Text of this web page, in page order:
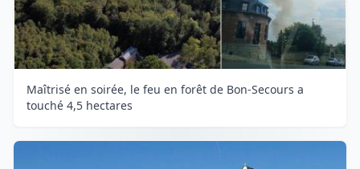
Maîtrisé en soirée, le feu en forêt de Bon-Secours a
touché 4,5 hectares